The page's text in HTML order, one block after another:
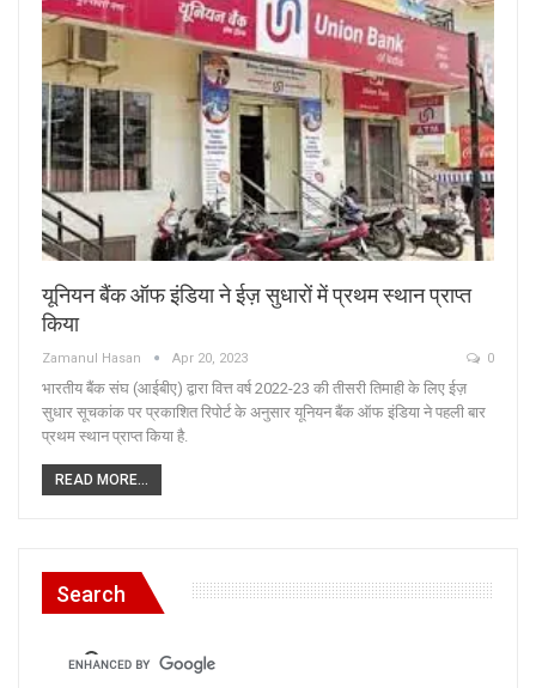
यूनियन बैंक ऑफ इंडिया ने ईज़ सुधारों में प्रथम स्थान प्राप्त
किया
Zamanul Hasan Apr 20, 2023 0
भारतीय बैंक संघ (आईबीए) द्वारा वित्त वर्ष 2022-23 की तीसरी तिमाही के लिए ईज़
सुधार सूचकांक पर प्रकाशित रिपोर्ट के अनुसार यूनियन बैंक ऑफ इंडिया ने पहली बार
प्रथम स्थान प्राप्त किया है.
READ MORE...
Search